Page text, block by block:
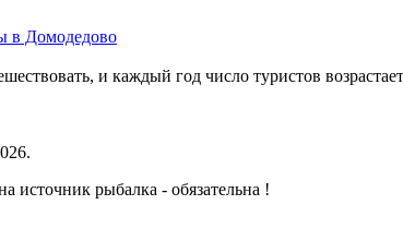
в Домодедово
и каждый год число туристов
источник рыбалка - обязательна !